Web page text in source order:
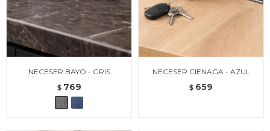
NECESER BAYO - GRIS
$ 769
NECESER CIENAGA - AZUL
$ 659